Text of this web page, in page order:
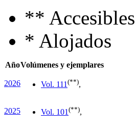
** Accesibles
* Alojados
AñoVolúmenes y ejemplares
2026 Vol. 111 (**),
2025 Vol. 101 (**),